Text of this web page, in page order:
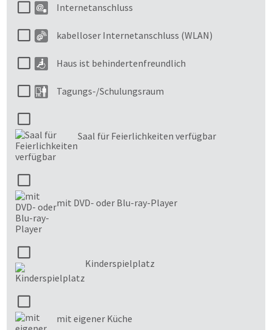
Internetanschluss
kabelloser Internetanschluss (WLAN)
Haus ist behindertenfreundlich
Tagungs-/Schulungsraum
Saal für Feierlichkeiten verfügbar
mit DVD- oder Blu-ray-Player
Kinderspielplatz
mit eigener Küche